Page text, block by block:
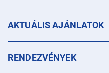
AKTUÁLIS AJÁNLATOK
RENDEZVÉNYEK